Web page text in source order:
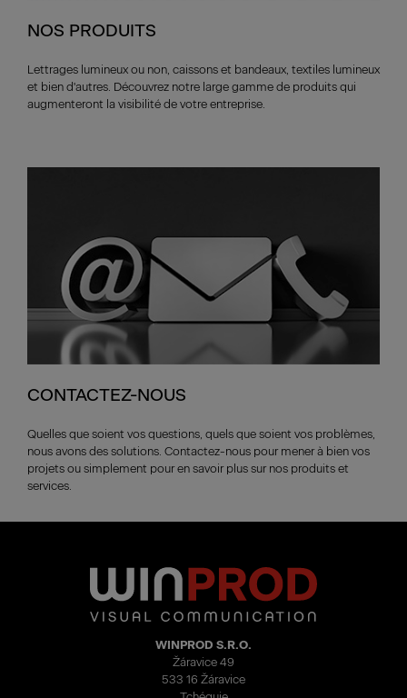
NOS PRODUITS
Lettrages lumineux ou non, caissons et bandeaux, textiles lumineux
et bien d'autres. Découvrez notre large gamme de produits qui
augmenteront la visibilité de votre entreprise.
CONTACTEZ-NOUS
Quelles que soient vos questions, quels que soient vos problèmes,
nous avons des solutions. Contactez-nous pour mener à bien vos
projets ou simplement pour en savoir plus sur nos produits et
services.
WINPROD S.R.O.
Žáravice 49
533 16 Žáravice